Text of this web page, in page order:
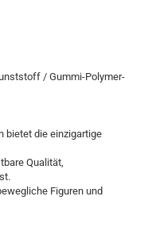
/ Gummi-Polymer-
bietet die einzigartige
Qualität,
Figuren und